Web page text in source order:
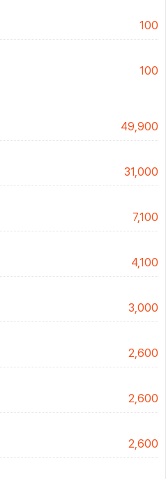
100
100
49,900
31,000
7,100
4,100
3,000
2,600
2,600
2,600